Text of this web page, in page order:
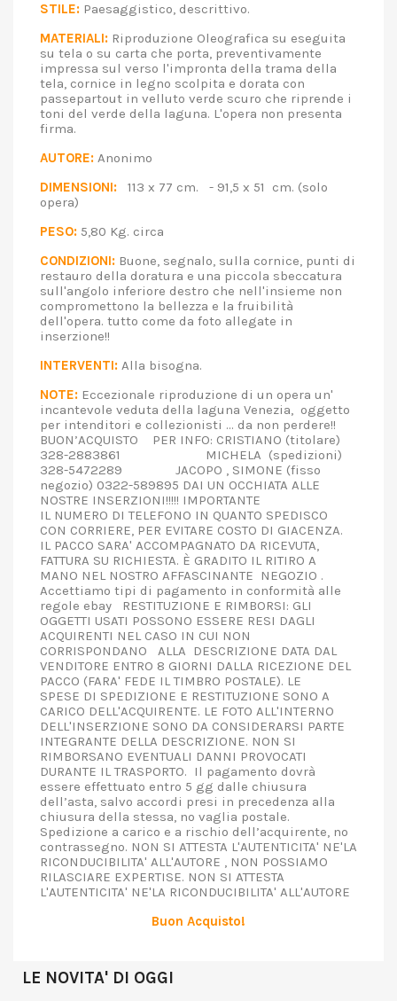
STILE: Paesaggistico, descrittivo.
MATERIALI: Riproduzione Oleografica su eseguita
su tela o su carta che porta, preventivamente
impressa sul verso l'impronta della trama della
tela, cornice in legno scolpita e dorata con
passepartout in velluto verde scuro che riprende i
toni del verde della laguna. L'opera non presenta
firma.
AUTORE: Anonimo
DIMENSIONI: 113 x 77 cm. - 91,5 x 51 cm. (solo
opera)
PESO: 5,80 Kg. circa
CONDIZIONI: Buone, segnalo, sulla cornice, punti di
restauro della doratura e una piccola sbeccatura
sull'angolo inferiore destro che nell'insieme non
compromettono la bellezza e la fruibilità
dell'opera. tutto come da foto allegate in
inserzione!!
INTERVENTI: Alla bisogna.
NOTE: Eccezionale riproduzione di un opera un'
incantevole veduta della laguna Venezia, oggetto
per intenditori e collezionisti ... da non perdere!!
BUON’ACQUISTO PER INFO: CRISTIANO (titolare)
328-2883861 MICHELA (spedizioni)
328-5472289 JACOPO , SIMONE (fisso
negozio) 0322-589895 DAI UN OCCHIATA ALLE
NOSTRE INSERZIONI!!!!! IMPORTANTE
IL NUMERO DI TELEFONO IN QUANTO SPEDISCO
CON CORRIERE, PER EVITARE COSTO DI GIACENZA.
IL PACCO SARA' ACCOMPAGNATO DA RICEVUTA,
FATTURA SU RICHIESTA. È GRADITO IL RITIRO A
MANO NEL NOSTRO AFFASCINANTE NEGOZIO .
Accettiamo tipi di pagamento in conformità alle
regole ebay RESTITUZIONE E RIMBORSI: GLI
OGGETTI USATI POSSONO ESSERE RESI DAGLI
ACQUIRENTI NEL CASO IN CUI NON
CORRISPONDANO ALLA DESCRIZIONE DATA DAL
VENDITORE ENTRO 8 GIORNI DALLA RICEZIONE DEL
PACCO (FARA' FEDE IL TIMBRO POSTALE). LE
SPESE DI SPEDIZIONE E RESTITUZIONE SONO A
CARICO DELL'ACQUIRENTE. LE FOTO ALL'INTERNO
DELL'INSERZIONE SONO DA CONSIDERARSI PARTE
INTEGRANTE DELLA DESCRIZIONE. NON SI
RIMBORSANO EVENTUALI DANNI PROVOCATI
DURANTE IL TRASPORTO. Il pagamento dovrà
essere effettuato entro 5 gg dalle chiusura
dell’asta, salvo accordi presi in precedenza alla
chiusura della stessa, no vaglia postale.
Spedizione a carico e a rischio dell’acquirente, no
contrassegno. NON SI ATTESTA L'AUTENTICITA' NE'LA
RICONDUCIBILITA' ALL'AUTORE , NON POSSIAMO
RILASCIARE EXPERTISE. NON SI ATTESTA
L'AUTENTICITA' NE'LA RICONDUCIBILITA' ALL'AUTORE
Buon Acquisto!
LE NOVITA' DI OGGI